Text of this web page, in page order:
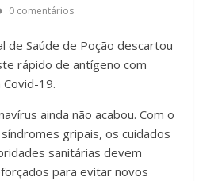
0 comentários
de Saúde de Poção descartou
rápido de antígeno com
19.
ainda não acabou. Com o
gripais, os cuidados
sanitárias devem
para evitar novos